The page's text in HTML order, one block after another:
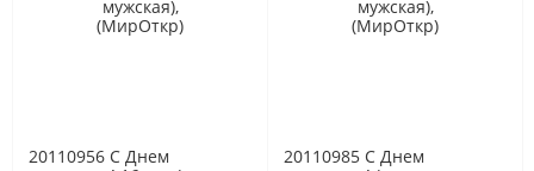
20110956 С Днем
20110985 С Днем